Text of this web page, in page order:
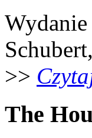
>>
The